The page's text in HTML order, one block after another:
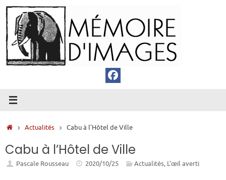
Passer
au
contenu
Accueil
Actualités Cabu à l’Hôtel de Ville
Cabu à l’Hôtel de Ville
Pascale Rousseau 2020/10/25 Actualités, L’œil averti